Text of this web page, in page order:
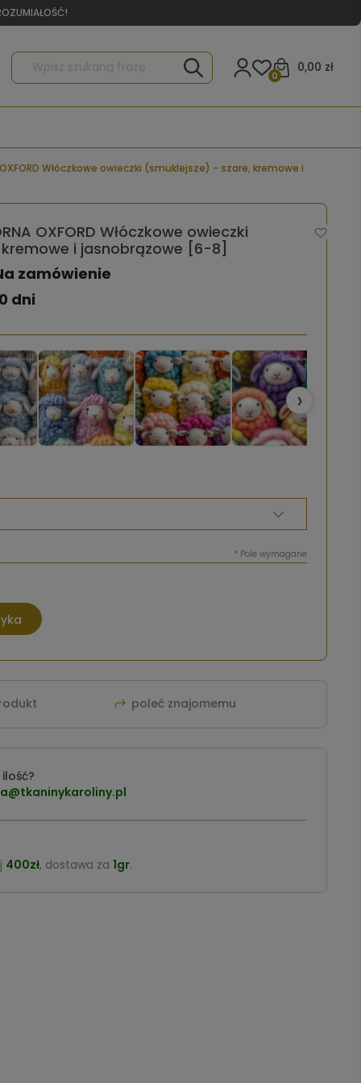
0,00 zł
0
OXFORD Włóczkowe owieczki (smuklejsze) - szare, kremowe i
OXFORD Włóczkowe owieczki
i jasnobrązowe [6-8]
zamówienie
dni
›
* Pole wymagane
poleć znajomemu
400zł, dostawa za 1gr.